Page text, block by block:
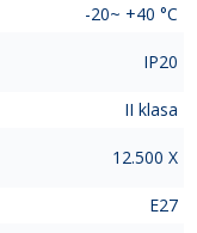
-20~ +40 °C
IP20
II klasa
12.500 X
E27